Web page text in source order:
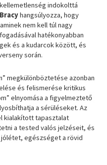
indokolttá
Bracyhangsúlyozza, hogy
nem kell túl nagy
hatékonyabban
és a kudarcok között, és
során.
megkülönböztetése azonban
és felismerése kritikus
elnyomása a figyelmeztető
a sérüléseket. Az
kialakított tapasztalat
a tested valós jelzéseit, és
egészséget a rövid